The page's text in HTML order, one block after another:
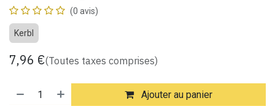
(0 avis)
Kerbl
7,96 €(Toutes taxes comprises)
Ajouter au panier